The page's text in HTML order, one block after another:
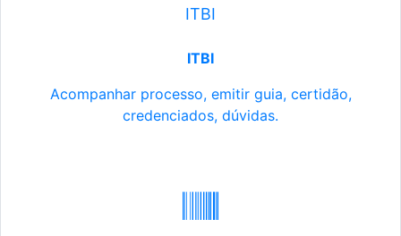
ITBI
ITBI
Acompanhar processo, emitir guia, certidão,
credenciados, dúvidas.